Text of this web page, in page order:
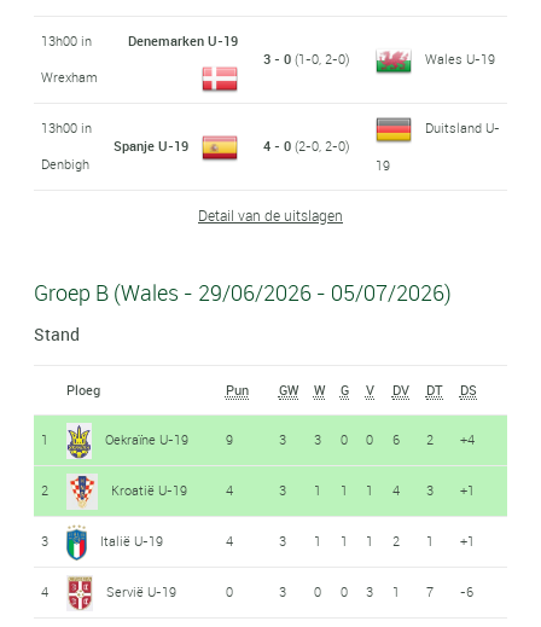
13h00 in
Wrexham
Denemarken U-19
3 - 0(1-0, 2-0) Wales U-19
13h00 in
Denbigh
Spanje U-19 4 - 0(2-0, 2-0)
Duitsland U-
19
Detail van de uitslagen
Groep B (Wales - 29/06/2026 - 05/07/2026)
Stand
Ploeg Pun GW W G V DV DT DS
1 Oekraïne U-19 9 3 3 0 0 6 2 +4
2 Kroatië U-19 4 3 1 1 1 4 3 +1
3 Italië U-19 4 3 1 1 1 2 1 +1
4 Servië U-19 0 3 0 0 3 1 7 -6